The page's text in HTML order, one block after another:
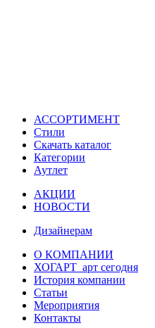
АССОРТИМЕНТ
Стили
Скачать каталог
Категории
Аутлет
АКЦИИ
НОВОСТИ
Дизайнерам
О КОМПАНИИ
ХОГАРТ_арт сегодня
История компании
Статьи
Мероприятия
Контакты